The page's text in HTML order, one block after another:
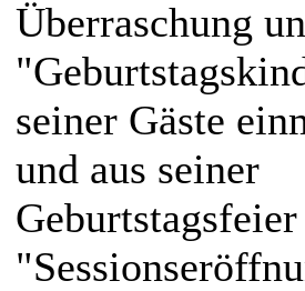
Überraschung
seiner Gäste
und aus seiner